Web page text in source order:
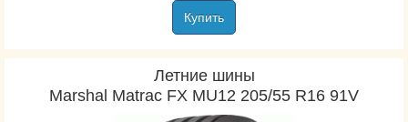
Купить
Летние шины
Marshal Matrac FX MU12 205/55 R16 91V